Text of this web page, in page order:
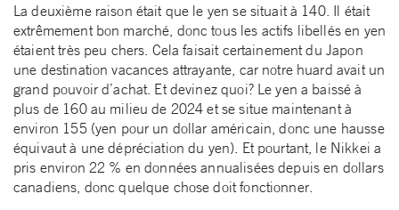
La deuxième raison était que le yen se situait à 140. Il était
extrêmement bon marché, donc tous les actifs libellés en yen
étaient très peu chers. Cela faisait certainement du Japon
une destination vacances attrayante, car notre huard avait un
grand pouvoir d’achat. Et devinez quoi? Le yen a baissé à
plus de 160 au milieu de 2024 et se situe maintenant à
environ 155 (yen pour un dollar américain, donc une hausse
équivaut à une dépréciation du yen). Et pourtant, le Nikkei a
pris environ 22 % en données annualisées depuis en dollars
canadiens, donc quelque chose doit fonctionner.